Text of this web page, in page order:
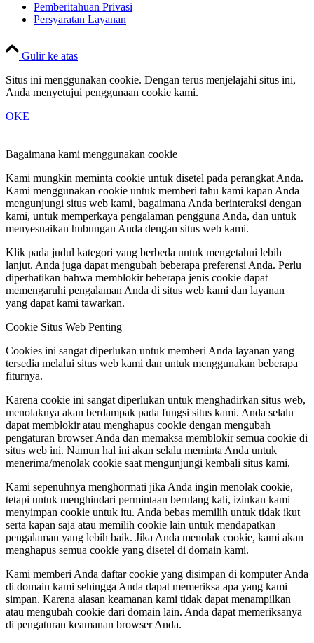
Pemberitahuan Privasi
Persyaratan Layanan
Gulir ke atas
Situs ini menggunakan cookie. Dengan terus menjelajahi situs ini,
Anda menyetujui penggunaan cookie kami.
OKE
Bagaimana kami menggunakan cookie
Kami mungkin meminta cookie untuk disetel pada perangkat Anda.
Kami menggunakan cookie untuk memberi tahu kami kapan Anda
mengunjungi situs web kami, bagaimana Anda berinteraksi dengan
kami, untuk memperkaya pengalaman pengguna Anda, dan untuk
menyesuaikan hubungan Anda dengan situs web kami.
Klik pada judul kategori yang berbeda untuk mengetahui lebih
lanjut. Anda juga dapat mengubah beberapa preferensi Anda. Perlu
diperhatikan bahwa memblokir beberapa jenis cookie dapat
memengaruhi pengalaman Anda di situs web kami dan layanan
yang dapat kami tawarkan.
Cookie Situs Web Penting
Cookies ini sangat diperlukan untuk memberi Anda layanan yang
tersedia melalui situs web kami dan untuk menggunakan beberapa
fiturnya.
Karena cookie ini sangat diperlukan untuk menghadirkan situs web,
menolaknya akan berdampak pada fungsi situs kami. Anda selalu
dapat memblokir atau menghapus cookie dengan mengubah
pengaturan browser Anda dan memaksa memblokir semua cookie di
situs web ini. Namun hal ini akan selalu meminta Anda untuk
menerima/menolak cookie saat mengunjungi kembali situs kami.
Kami sepenuhnya menghormati jika Anda ingin menolak cookie,
tetapi untuk menghindari permintaan berulang kali, izinkan kami
menyimpan cookie untuk itu. Anda bebas memilih untuk tidak ikut
serta kapan saja atau memilih cookie lain untuk mendapatkan
pengalaman yang lebih baik. Jika Anda menolak cookie, kami akan
menghapus semua cookie yang disetel di domain kami.
Kami memberi Anda daftar cookie yang disimpan di komputer Anda
di domain kami sehingga Anda dapat memeriksa apa yang kami
simpan. Karena alasan keamanan kami tidak dapat menampilkan
atau mengubah cookie dari domain lain. Anda dapat memeriksanya
di pengaturan keamanan browser Anda.